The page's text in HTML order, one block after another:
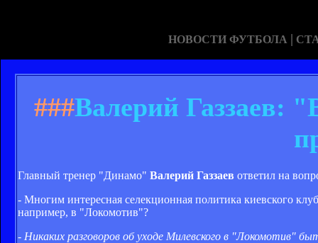
НОВОСТИ ФУТБОЛА |
###Валерий Газзаев:
Главный тренер "Динамо" Валерий Газзаев ответил на
- Многим интересная селекционная политика киевского
например, в "Локомотив"?
- Никаких разговоров об уходе Милевского в "Локомотив"